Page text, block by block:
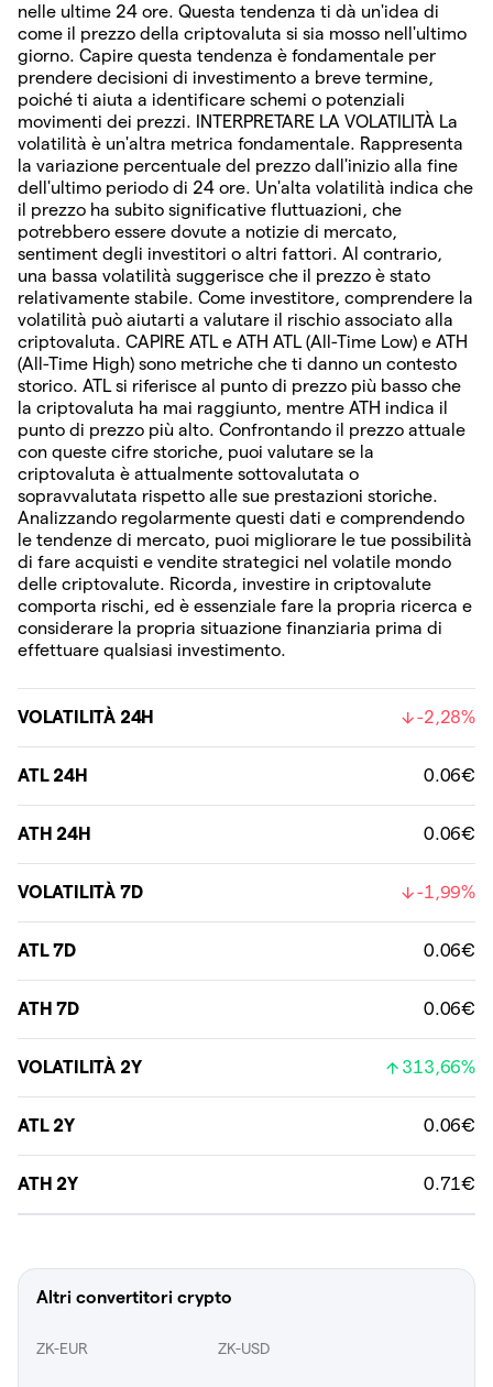
nelle ultime 24 ore. Questa tendenza ti dà un'idea di
come il prezzo della criptovaluta si sia mosso nell'ultimo
giorno. Capire questa tendenza è fondamentale per
prendere decisioni di investimento a breve termine,
poiché ti aiuta a identificare schemi o potenziali
movimenti dei prezzi. INTERPRETARE LA VOLATILITÀ La
volatilità è un'altra metrica fondamentale. Rappresenta
la variazione percentuale del prezzo dall'inizio alla fine
dell'ultimo periodo di 24 ore. Un'alta volatilità indica che
il prezzo ha subito significative fluttuazioni, che
potrebbero essere dovute a notizie di mercato,
sentiment degli investitori o altri fattori. Al contrario,
una bassa volatilità suggerisce che il prezzo è stato
relativamente stabile. Come investitore, comprendere la
volatilità può aiutarti a valutare il rischio associato alla
criptovaluta. CAPIRE ATL e ATH ATL (All-Time Low) e ATH
(All-Time High) sono metriche che ti danno un contesto
storico. ATL si riferisce al punto di prezzo più basso che
la criptovaluta ha mai raggiunto, mentre ATH indica il
punto di prezzo più alto. Confrontando il prezzo attuale
con queste cifre storiche, puoi valutare se la
criptovaluta è attualmente sottovalutata o
sopravvalutata rispetto alle sue prestazioni storiche.
Analizzando regolarmente questi dati e comprendendo
le tendenze di mercato, puoi migliorare le tue possibilità
di fare acquisti e vendite strategici nel volatile mondo
delle criptovalute. Ricorda, investire in criptovalute
comporta rischi, ed è essenziale fare la propria ricerca e
considerare la propria situazione finanziaria prima di
effettuare qualsiasi investimento.
VOLATILITÀ 24H -2,28%
ATL 24H 0.06€
ATH 24H 0.06€
VOLATILITÀ 7D -1,99%
ATL 7D 0.06€
ATH 7D 0.06€
VOLATILITÀ 2Y 313,66%
ATL 2Y 0.06€
ATH 2Y 0.71€
Altri convertitori crypto
ZK-EUR ZK-USD